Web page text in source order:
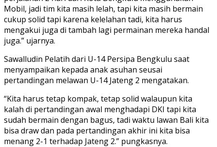
Mobil, jadi tim kita masih lelah, tapi kita masih bermain
cukup solid tapi karena kelelahan tadi, kita harus
mengakui juga di tambah lagi permainan mereka handal
juga.” ujarnya.
Sawalludin Pelatih dari U-14 Persipa Bengkulu saat
menyampaikan kepada anak asuhan seusai
pertandingan melawan U-14 Jateng 2 mengatakan.
“Kita harus tetap kompak, tetap solid walaupun kita
kalah di pertandingan awal menghadapi DKI tapi kita
sudah bermain dengan bagus, tadi waktu lawan Bali kita
bisa draw dan pada pertandingan akhir ini kita bisa
menang 2-1 terhadap Jateng 2.” pungkasnya.